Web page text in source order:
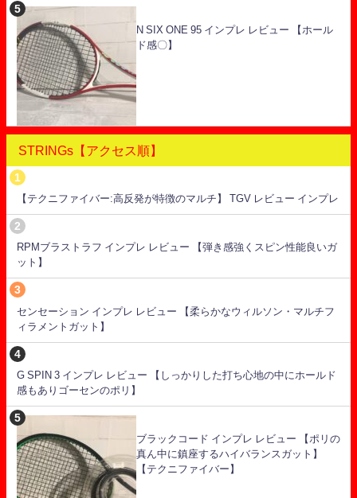
N SIX ONE 95 インプレ レビュー 【ホール
ド感〇】
STRINGs【アクセス順】
【テクニファイバー:高反発が特徴のマルチ】 TGV レビュー インプレ
RPMブラストラフ インプレ レビュー 【弾き感強くスピン性能良いガ
ット】
センセーション インプレ レビュー 【柔らかなウィルソン・マルチフ
ィラメントガット】
G SPIN 3 インプレ レビュー 【しっかりした打ち心地の中にホールド
感もありゴーセンのポリ】
ブラックコード インプレ レビュー 【ポリの
真ん中に鎮座するハイバランスガット】
【テクニファイバー】